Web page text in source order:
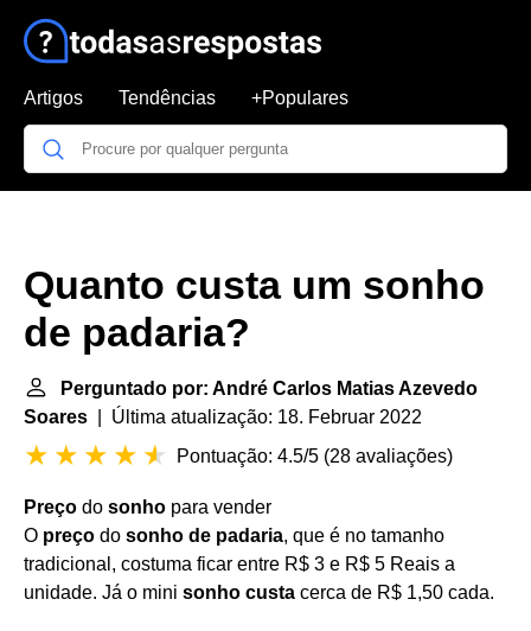
Artigos Tendências +Populares
Quanto custa um sonho
de padaria?
Perguntado por: André Carlos Matias Azevedo
Soares | Última atualização: 18. Februar 2022
Pontuação: 4.5/5 (28 avaliações)
Preço do sonho para vender
O preço do sonho de padaria, que é no tamanho
tradicional, costuma ficar entre R$ 3 e R$ 5 Reais a
unidade. Já o mini sonho custa cerca de R$ 1,50 cada.